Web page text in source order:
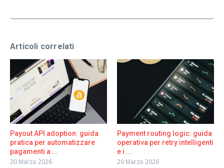
Articoli correlati
Payout API adoption: guida
pratica per automatizzare
pagamenti a ...
20 Marzo 2026
Payment routing logic: guida
operativa per retry intelligenti
e i ...
20 Marzo 2026